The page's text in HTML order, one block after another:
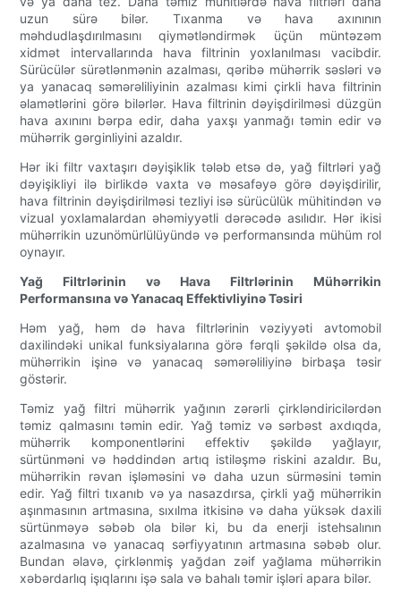
uzun sürə bilər. Tıxanma və hava axınının
məhdudlaşdırılmasını qiymətləndirmək üçün müntəzəm
xidmət intervallarında hava filtrinin yoxlanılması vacibdir.
Sürücülər sürətlənmənin azalması, qəribə mühərrik səsləri və
ya yanacaq səmərəliliyinin azalması kimi çirkli hava filtrinin
əlamətlərini görə bilərlər. Hava filtrinin dəyişdirilməsi düzgün
hava axınını bərpa edir, daha yaxşı yanmağı təmin edir və
mühərrik gərginliyini azaldır.
Hər iki filtr vaxtaşırı dəyişiklik tələb etsə də, yağ filtrləri yağ
dəyişikliyi ilə birlikdə vaxta və məsafəyə görə dəyişdirilir,
hava filtrinin dəyişdirilməsi tezliyi isə sürücülük mühitindən və
vizual yoxlamalardan əhəmiyyətli dərəcədə asılıdır. Hər ikisi
mühərrikin uzunömürlülüyündə və performansında mühüm rol
oynayır.
Yağ Filtrlərinin və Hava Filtrlərinin Mühərrikin
Performansına və Yanacaq Effektivliyinə Təsiri
Həm yağ, həm də hava filtrlərinin vəziyyəti avtomobil
daxilindəki unikal funksiyalarına görə fərqli şəkildə olsa da,
mühərrikin işinə və yanacaq səmərəliliyinə birbaşa təsir
göstərir.
Təmiz yağ filtri mühərrik yağının zərərli çirkləndiricilərdən
təmiz qalmasını təmin edir. Yağ təmiz və sərbəst axdıqda,
mühərrik komponentlərini effektiv şəkildə yağlayır,
sürtünməni və həddindən artıq istiləşmə riskini azaldır. Bu,
mühərrikin rəvan işləməsini və daha uzun sürməsini təmin
edir. Yağ filtri tıxanıb və ya nasazdırsa, çirkli yağ mühərrikin
aşınmasının artmasına, sıxılma itkisinə və daha yüksək daxili
sürtünməyə səbəb ola bilər ki, bu da enerji istehsalının
azalmasına və yanacaq sərfiyyatının artmasına səbəb olur.
Bundan əlavə, çirklənmiş yağdan zəif yağlama mühərrikin
xəbərdarlıq işıqlarını işə sala və bahalı təmir işləri apara bilər.